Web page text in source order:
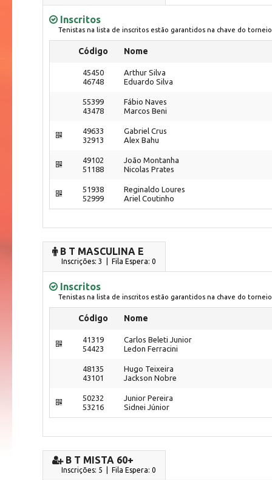
Inscritos
Tenistas na lista de inscritos estão garantidos na chave do torneio
Código Nome
45450
46748
Arthur Silva
Eduardo Silva
55399
43478
Fábio Naves
Marcos Beni
49633
32913
Gabriel Crus
Alex Bahu
49102
51188
João Montanha
Nicolas Prates
51938
52999
Reginaldo Loures
Ariel Coutinho
B T MASCULINA E
Inscrições: 3 | Fila Espera: 0
Inscritos
Tenistas na lista de inscritos estão garantidos na chave do torneio
Código Nome
41319
54423
Carlos Beleti Junior
Ledon Ferracini
48135
43101
Hugo Teixeira
Jackson Nobre
50232
53216
Junior Pereira
Sidnei Júnior
B T MISTA 60+
Inscrições: 5 | Fila Espera: 0